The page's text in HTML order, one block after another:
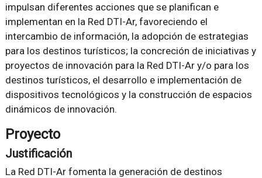
impulsan diferentes acciones que se planifican e
implementan en la Red DTI-Ar, favoreciendo el
intercambio de información, la adopción de estrategias
para los destinos turísticos; la concreción de iniciativas y
proyectos de innovación para la Red DTI-Ar y/o para los
destinos turísticos, el desarrollo e implementación de
dispositivos tecnológicos y la construcción de espacios
dinámicos de innovación.
Proyecto
Justificación
La Red DTI-Ar fomenta la generación de destinos